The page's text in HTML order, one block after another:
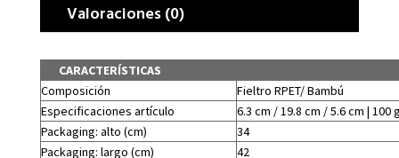
Valoraciones (0)
CARACTERÍSTICAS
Composición
Fieltro RPET/ Bambú
Especificaciones artículo
6.3 cm / 19.8 cm / 5.6 cm | 100
Packaging: alto (cm)
34
Packaging: largo (cm)
42